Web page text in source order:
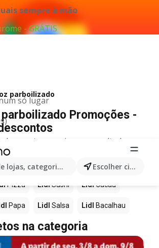
sempre à mão
- GRÁTIS
só lugar
lojas, categorias,produtos... Escolher cidade
parboilizado
Promoções -
encontrar quaisquer resultados
em Lidl
Pizza Lidl Sushi Lidl Cacau
Papa Lidl Salsa Lidl Bacalhau
na categoria